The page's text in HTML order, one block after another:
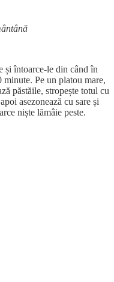
și întoarce-le din când în
minute. Pe un platou mare,
păstăile, stropește totul cu
asezonează cu sare și
niște lămâie peste.